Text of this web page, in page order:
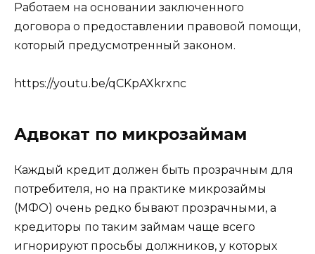
Работаем на основании заключенного
договора о предоставлении правовой помощи,
который предусмотренный законом.
https://youtu.be/qCKpAXkrxnc
Адвокат по микрозаймам
Каждый кредит должен быть прозрачным для
потребителя, но на практике микрозаймы
(МФО) очень редко бывают прозрачными, а
кредиторы по таким займам чаще всего
игнорируют просьбы должников, у которых